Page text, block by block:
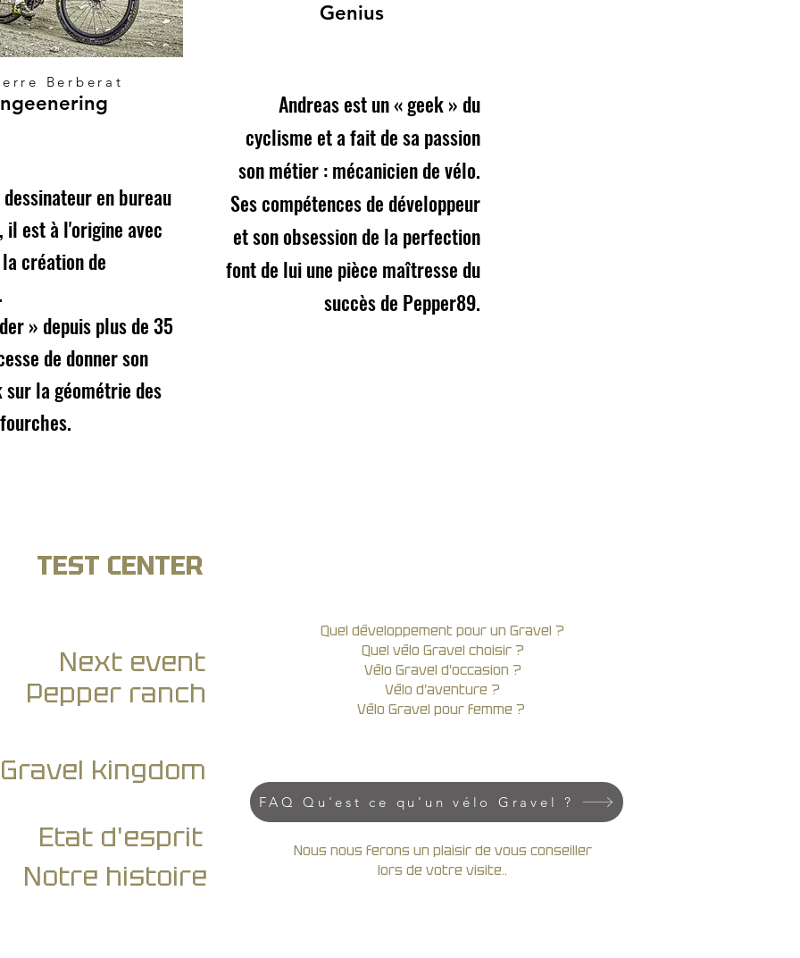
Berberat
en bureau
il est à l'origine avec
création de
» depuis plus de 35
de donner son
la géométrie des
Genius
Andreas est un « geek » du
cyclisme et a fait de sa passion
son métier : mécanicien de vélo.
Ses compétences de développeur
et son obsession de la perfection
font de lui une pièce maîtresse du
succès de Pepper89.
TEST CENTER
Next event
Pepper ranch
Gravel kingdom
Etat d'esprit
Notre histoire
Quel développement pour un Gravel ?
Quel vélo Gravel choisir ?
Vélo Gravel d'occasion ?
Vélo d'aventure ?
Vélo Gravel pour femme ?
FAQ Qu'est ce qu'un vélo Gravel ?
Nous nous ferons un plaisir de vous conseiller
lors de votre visite..